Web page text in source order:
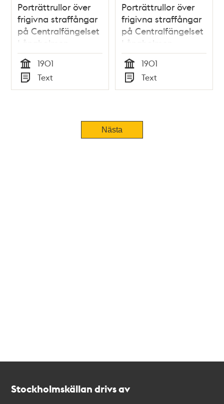
Porträttrullor över
frigivna straffångar
på Centralfängelset
Långholmen
Tid
1901
Typ
Text
Porträttrullor över
frigivna straffångar
på Centralfängelset
Långholmen
Tid
1901
Typ
Text
Nästa
Stockholmskällan drivs av